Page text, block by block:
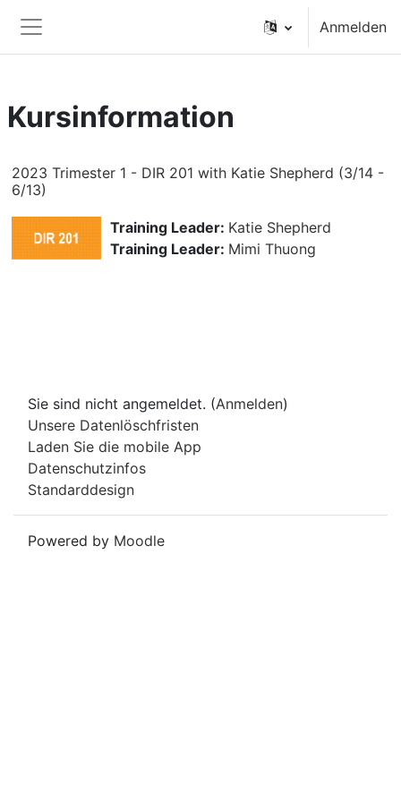
Website-Übersicht
Anmelden
Kursinformation
2023 Trimester 1 - DIR 201 with Katie Shepherd (3/14 -
6/13)
Training Leader: Katie Shepherd
Training Leader: Mimi Thuong
Sie sind nicht angemeldet. (Anmelden)
Unsere Datenlöschfristen
Laden Sie die mobile App
Datenschutzinfos
Standarddesign
Powered by Moodle